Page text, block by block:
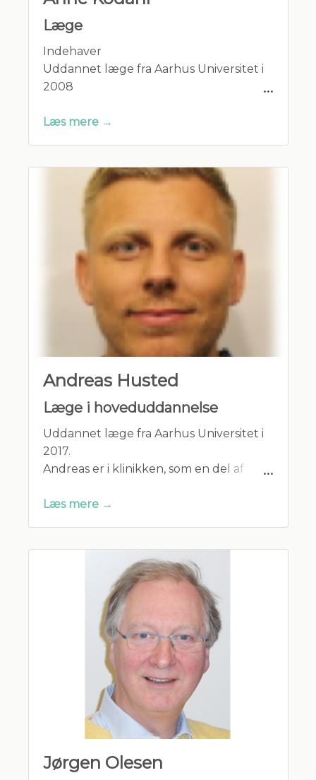
Læge
Indehaver
Uddannet læge fra Aarhus Universitet i
2008
Gift og har to børn.
Praktiserende Lægers Organisation
Dansk selskab for Almen Medicin
Læs mere →
Andreas Husted
Læge i hoveduddannelse
Uddannet læge fra Aarhus Universitet i
2017.
Andreas er i klinikken, som en del af
praktiserende læge
være hos os sideløbende med sin hoved
uddannelse på Skejby sygehus
Læs mere →
Jørgen Olesen